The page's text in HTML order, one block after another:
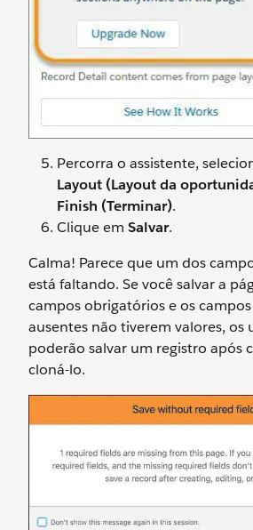
Percorra o assistente,
Layout (Layout da
Finish (Terminar).
Clique em Salvar.
Calma! Parece que um dos
está faltando. Se você salvar a
campos obrigatórios e os
ausentes não tiverem valores, os
poderão salvar um registro após
cloná-lo.